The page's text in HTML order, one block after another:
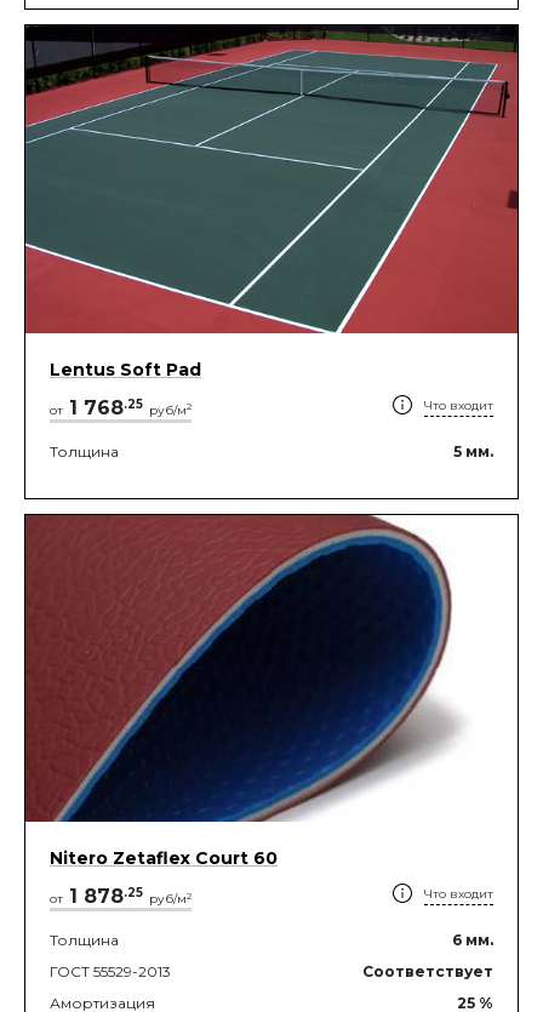
Lentus Soft Pad
от 1 768.25 руб/м2 Что входит
Толщина 5 мм.
Nitero Zetaflex Court 60
от 1 878.25 руб/м2 Что входит
Толщина 6 мм.
ГОСТ 55529-2013
Соответствует
Амортизация
25 %